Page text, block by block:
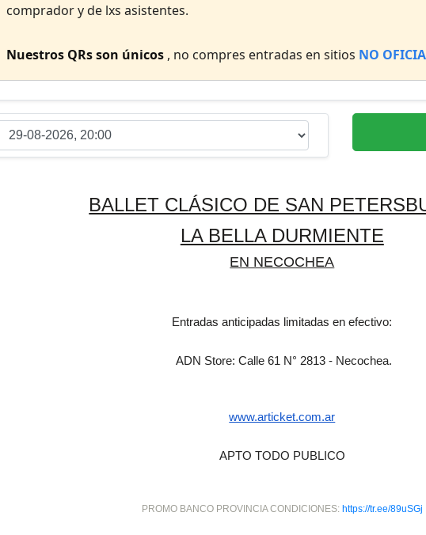
comprador y de lxs asistentes.
Nuestros QRs son únicos , no compres entradas en sitios NO
BALLET CLÁSICO DE SAN
LA BELLA DURMIENTE
EN NECOCHEA
Entradas anticipadas limitadas en efectivo:
ADN Store: Calle 61 N° 2813 - Necochea.
www.articket.com.ar
APTO TODO PUBLICO
PROMO BANCO PROVINCIA CONDICIONES: https://tr.ee/89uSGj